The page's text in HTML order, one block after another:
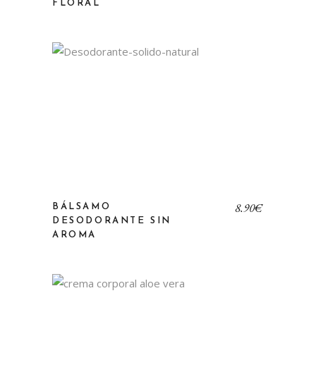
FLORAL
BÁLSAMO
DESODORANTE SIN
AROMA
8,90€